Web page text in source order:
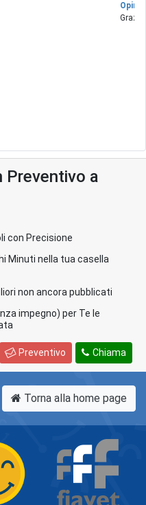
Grazie
Preventivo a
con Precisione
Minuti nella tua casella
non ancora pubblicati
impegno) per Te le
Chiama
Preventivo
Torna alla home page